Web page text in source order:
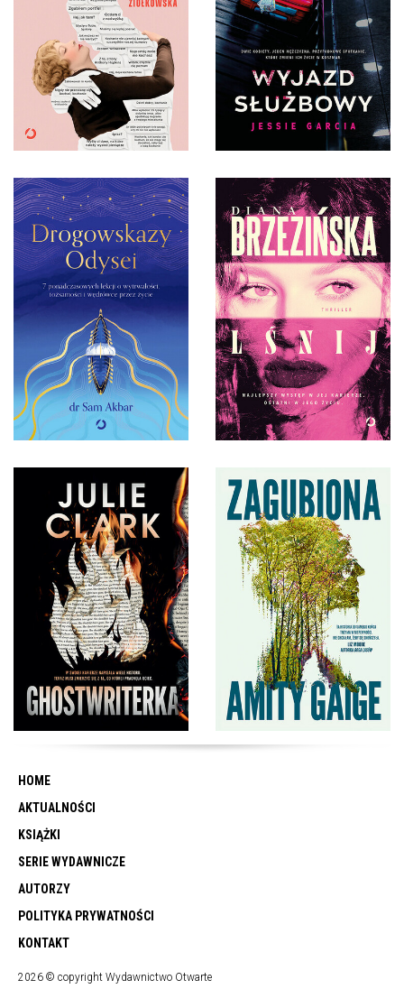
HOME
AKTUALNOŚCI
KSIĄŻKI
SERIE WYDAWNICZE
AUTORZY
POLITYKA PRYWATNOŚCI
KONTAKT
2026 © copyright Wydawnictwo Otwarte